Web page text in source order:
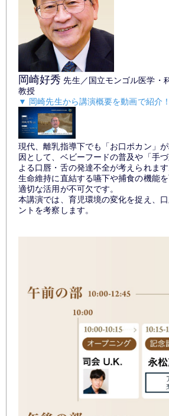
岡崎好秀 先生／国立モンゴル医学・
教授
▼ 岡崎先生から講演概要を動画で紹介！
現代、離乳指導下でも「お口ポカン」
因として、ベビーフードの普及や「手
よる口唇・舌の発達不全が考えられます
生命維持に直結する嚥下や捕食の機能
適切な活用が不可欠です。
本講演では、育児環境の変化を捉え、
ントを考察します。